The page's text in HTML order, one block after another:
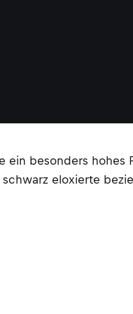
besonders hohes
eloxierte